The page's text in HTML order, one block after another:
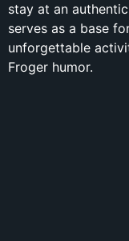
stay at an
serves as a base
unforgettable
Froger humor.